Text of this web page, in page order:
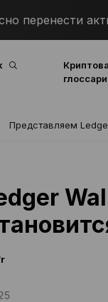
перенести
Представляем